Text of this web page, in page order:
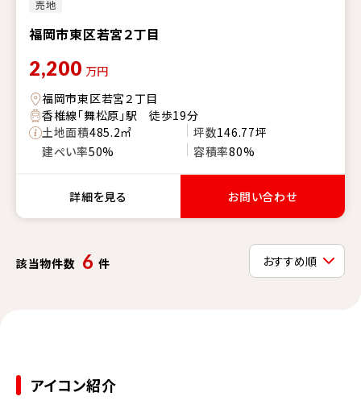
売地
福岡市東区若宮２丁目
2,200 万円
福岡市東区若宮２丁目
香椎線「舞松原」駅 徒歩19分
土地面積485.2㎡ 坪数146.77坪
建ぺい率50% 容積率80%
詳細を見る お問い合わせ
該当物件数 6 件
アイコン紹介